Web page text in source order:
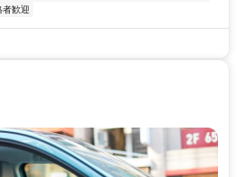
者歓迎